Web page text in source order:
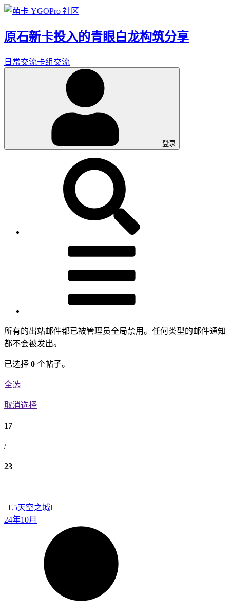
原石新卡投入的青眼白龙构筑分享
日常交流卡组交流
登录
所有的出站邮件都已被管理员全局禁用。任何类型的邮件通知
都不会被发出。
已选择 0 个帖子。
全选
取消选择
17
/
23
_L5天空之城l
24年10月